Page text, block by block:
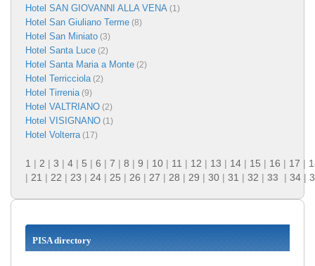
Hotel SAN GIOVANNI ALLA VENA (1)
Hotel San Giuliano Terme (8)
Hotel San Miniato (3)
Hotel Santa Luce (2)
Hotel Santa Maria a Monte (2)
Hotel Terricciola(2)
Hotel Tirrenia(9)
Hotel VALTRIANO (2)
Hotel VISIGNANO (1)
Hotel Volterra(17)
1 | 2 | 3 | 4 | 5 | 6 | 7 | 8 | 9 | 10 | 11 | 12 | 13 | 14 | 15 | 16 | 17 |
| 21 | 22 | 23 | 24 | 25 | 26 | 27 | 28 | 29 | 30 | 31 | 32 | 33 | 34 |
PISA directory